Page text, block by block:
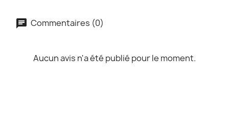
Commentaires (0)
Aucun avis n'a été publié pour le moment.